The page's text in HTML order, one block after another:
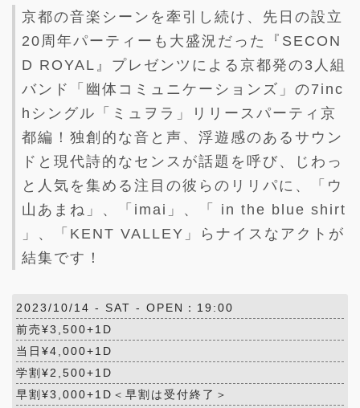
京都の音楽シーンを牽引し続け、先日の設立
20周年パーティーも大盛況だった『SECON
D ROYAL』プレゼンツによる京都発の3人組
バンド「幽体コミュニケーションズ」の7inc
hシングル「ミュヲラ」リリースパーティ京
都編！独創的な音と声、浮遊感のあるサウン
ドと現代詩的なセンスが話題を呼び、じわっ
と人気を集める注目の彼らのリリパに、「ウ
山あまね」、「imai」、「 in the blue shirt
」、「KENT VALLEY」らナイスなアクトが
結集です！
2023/10/14 - SAT - OPEN：19:00
前売¥3,500+1D
当日¥4,000+1D
学割¥2,500+1D
早割¥3,000+1D＜早割は受付終了＞